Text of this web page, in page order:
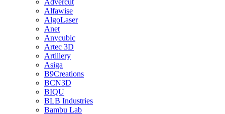
Advercut
Alfawise
AlgoLaser
Anet
Anycubic
Artec 3D
Artillery
Asiga
B9Creations
BCN3D
BIQU
BLB Industries
Bambu Lab